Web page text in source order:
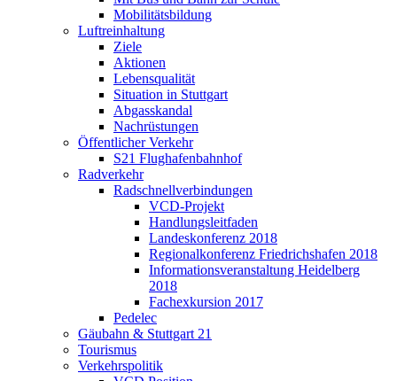
Mobilitätsbildung
Luftreinhaltung
Ziele
Aktionen
Lebensqualität
Situation in Stuttgart
Abgasskandal
Nachrüstungen
Öffentlicher Verkehr
S21 Flughafenbahnhof
Radverkehr
Radschnellverbindungen
VCD-Projekt
Handlungsleitfaden
Landeskonferenz 2018
Regionalkonferenz Friedrichshafen 2018
Informationsveranstaltung Heidelberg
2018
Fachexkursion 2017
Pedelec
Gäubahn & Stuttgart 21
Tourismus
Verkehrspolitik